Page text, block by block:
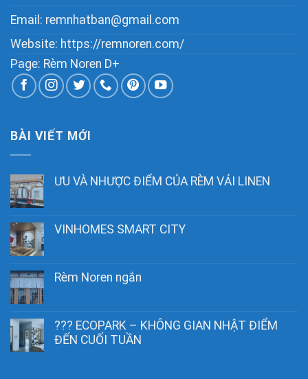
Email: remnhatban@gmail.com
Website: https://remnoren.com/
Page: Rèm Noren D+
BÀI VIẾT MỚI
ƯU VÀ NHƯỢC ĐIỂM CỦA RÈM VẢI LINEN
VINHOMES SMART CITY
Rèm Noren ngắn
??? ECOPARK – KHÔNG GIAN NHẬT ĐIỂM
ĐẾN CUỐI TUẦN